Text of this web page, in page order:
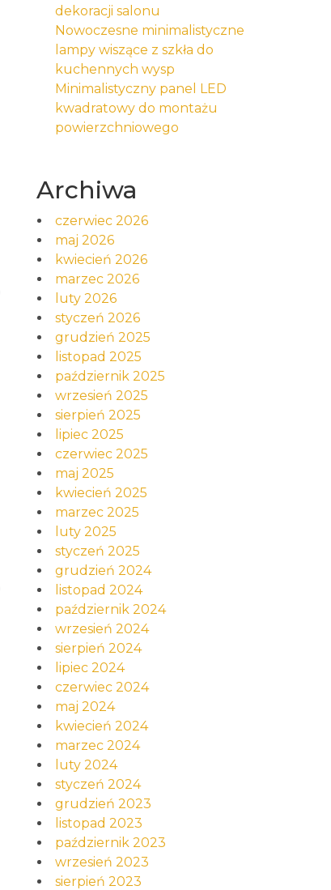
dekoracji salonu
Nowoczesne minimalistyczne
lampy wiszące z szkła do
kuchennych wysp
Minimalistyczny panel LED
kwadratowy do montażu
powierzchniowego
Archiwa
czerwiec 2026
maj 2026
kwiecień 2026
marzec 2026
luty 2026
styczeń 2026
grudzień 2025
listopad 2025
październik 2025
wrzesień 2025
sierpień 2025
lipiec 2025
czerwiec 2025
maj 2025
kwiecień 2025
marzec 2025
luty 2025
styczeń 2025
grudzień 2024
listopad 2024
październik 2024
wrzesień 2024
sierpień 2024
lipiec 2024
czerwiec 2024
maj 2024
kwiecień 2024
marzec 2024
luty 2024
styczeń 2024
grudzień 2023
listopad 2023
październik 2023
wrzesień 2023
sierpień 2023